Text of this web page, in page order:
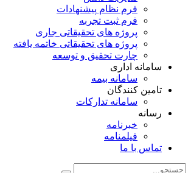
فرم نظام پیشنهادات
فرم ثبت تجربه
پروژه های تحقیقاتی جاری
پروژه های تحقیقاتی خاتمه یافته
چارت تحقیق و توسعه
سامانه اداری
سامانه بیمه
تامین کنندگان
سامانه تدارکات
رسانه
خبرنامه
فیلمنامه
تماس با ما